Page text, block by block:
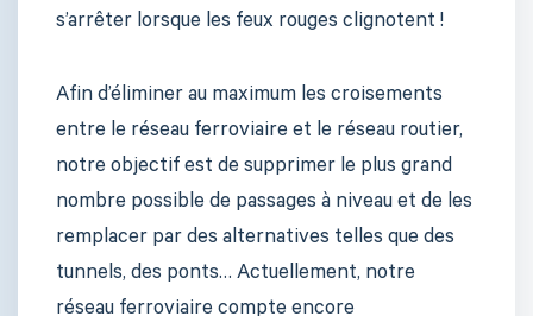
s’arrêter lorsque les feux rouges clignotent !
Afin d’éliminer au maximum les croisements
entre le réseau ferroviaire et le réseau routier,
notre objectif est de supprimer le plus grand
nombre possible de passages à niveau et de les
remplacer par des alternatives telles que des
tunnels, des ponts… Actuellement, notre
réseau ferroviaire compte encore